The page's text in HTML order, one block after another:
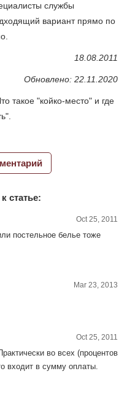
службы
вариант прямо по
18.08.2011
Обновлено: 22.11.2020
такое "койко-место" и где
статье:
Oct 25, 2011
постельное белье тоже
Mar 23, 2013
Oct 25, 2011
во всех (процентов
входит в сумму оплаты.